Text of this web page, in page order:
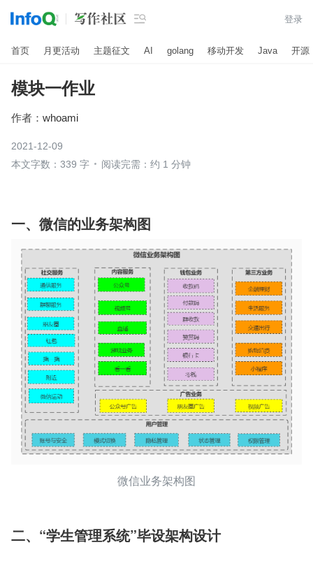
 登录
首页 月更活动 主题征文 AI golang 移动开发 Java 开源
模块一作业
作者： whoami
2021-12-09
本文字数：339 字
阅读完需：约 1 分钟
一、微信的业务架构图
微信业务架构图
二、“学生管理系统”毕设架构设计